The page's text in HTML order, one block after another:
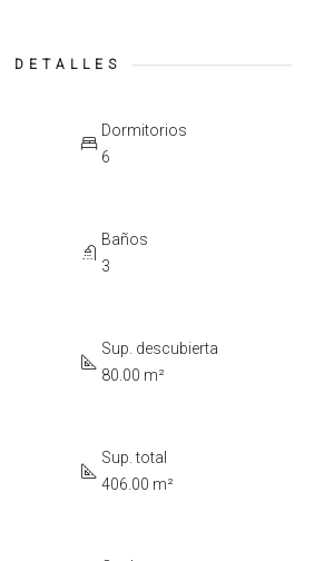
DETALLES
Dormitorios
6
Baños
3
Sup. descubierta
80.00 m²
Sup. total
406.00 m²